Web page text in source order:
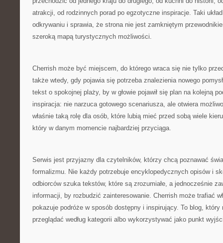
atrakcji, od rodzinnych porad po egzotyczne inspiracje. Taki
odkrywaniu i sprawia, że strona nie jest zamkniętym
szeroką mapą turystycznych możliwości.
Cherrish może być miejscem, do którego wraca się nie tylko
także wtedy, gdy pojawia się potrzeba znalezienia nowego
tekst o spokojnej plaży, by w głowie pojawił się plan na kolejną
inspiracja: nie narzuca gotowego scenariusza, ale otwiera
właśnie taką rolę dla osób, które lubią mieć przed sobą wiele
który w danym momencie najbardziej przyciąga.
Serwis jest przyjazny dla czytelników, którzy chcą poznawać
formalizmu. Nie każdy potrzebuje encyklopedycznych opisów i
odbiorców szuka tekstów, które są zrozumiałe, a jednocześnie
informacji, by rozbudzić zainteresowanie. Cherrish może trafiać
pokazuje podróże w sposób dostępny i inspirujący. To blog,
przeglądać według kategorii albo wykorzystywać jako punkt